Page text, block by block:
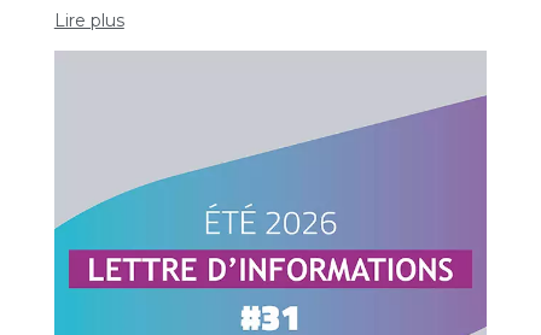
Lire plus